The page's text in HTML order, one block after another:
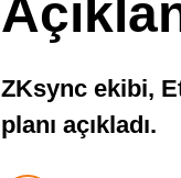
ZKsync ekibi,
planı açıkladı.